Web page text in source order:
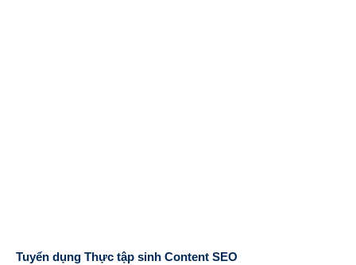
Tuyển dụng Thực tập sinh Content SEO